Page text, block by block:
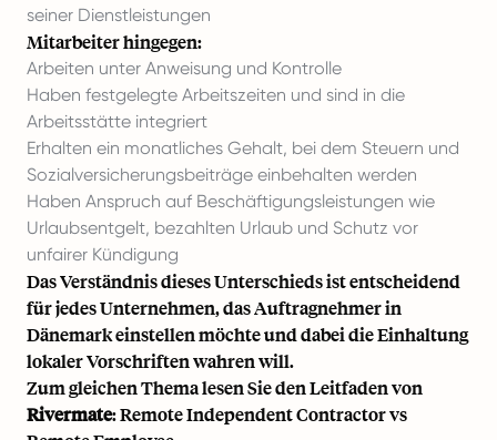
seiner Dienstleistungen
Mitarbeiter hingegen:
Arbeiten unter Anweisung und Kontrolle
Haben festgelegte Arbeitszeiten und sind in die
Arbeitsstätte integriert
Erhalten ein monatliches Gehalt, bei dem Steuern und
Sozialversicherungsbeiträge einbehalten werden
Haben Anspruch auf Beschäftigungsleistungen wie
Urlaubsentgelt, bezahlten Urlaub und Schutz vor
unfairer Kündigung
Das Verständnis dieses Unterschieds ist entscheidend
für jedes Unternehmen, das Auftragnehmer in
Dänemark einstellen möchte und dabei die Einhaltung
lokaler Vorschriften wahren will.
Zum gleichen Thema lesen Sie den Leitfaden von
Rivermate:Remote Independent Contractor vs